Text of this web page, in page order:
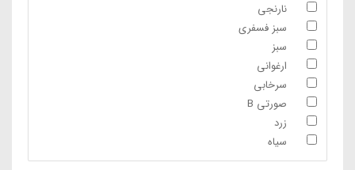
نارنجی
سبز فسفری
سبز
ارغوانی
سرخابی
صورتی B
زرد
سیاه